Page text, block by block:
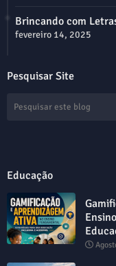
Brincando com
fevereiro 14, 2025
Pesquisar Site
Educação